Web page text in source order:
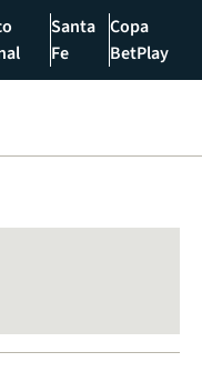
Santa
Fe
Copa
BetPlay